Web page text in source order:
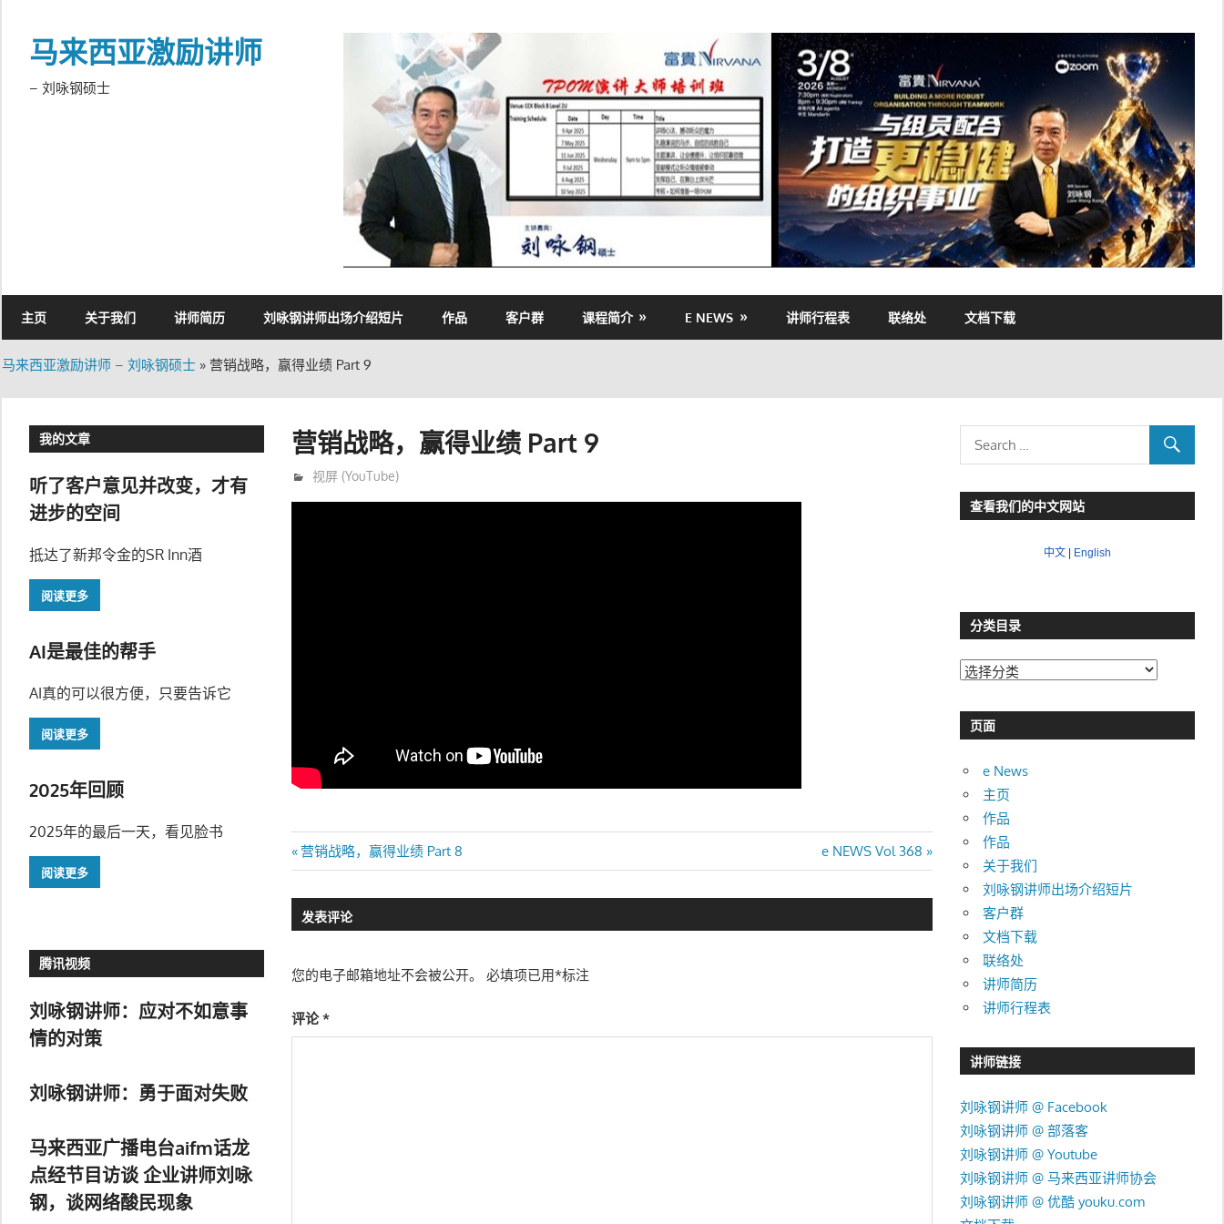
content马来西亚激励讲师
– 刘咏钢硕士
主页 关于我们 讲师简历 刘咏钢讲师出场介绍短片 作品 客户群 课程简介 E NEWS 讲师行程表 联络处 文档下载
马来西亚激励讲师 – 刘咏钢硕士 » 营销战略，赢得业绩 Part 9
营销战略，赢得业绩 Part 9
1月 22, 2020
trainer
视屏 (YouTube)
文
章
导
航
Previous
Post:
营销战略，赢得业绩 Part 8
Next
Post:
e NEWS Vol 368
发表评论
您的电子邮箱地址不会被公开。 必填项已用*标注
评论*
我的文章
听了客户意见并改变，才有
进步的空间
抵达了新邦令金的SR Inn酒
阅读更多
AI是最佳的帮手
AI真的可以很方便，只要告诉它
阅读更多
2025年回顾
2025年的最后一天，看见脸书
阅读更多
腾讯视频
刘咏钢讲师：应对不如意事
情的对策
刘咏钢讲师：勇于面对失败
马来西亚广播电台aifm话龙
点经节目访谈 企业讲师刘咏
钢，谈网络酸民现象
查看我们的中文网站
中文| English
分类目录
分
目
录
页面
e News
主页
作品
作品
关于我们
刘咏钢讲师出场介绍短片
客户群
文档下载
联络处
讲师简历
讲师行程表
讲师链接
刘咏钢讲师 @ Facebook
刘咏钢讲师 @ 部落客
刘咏钢讲师 @ Youtube
刘咏钢讲师 @ 马来西亚讲师协会
刘咏钢讲师 @ 优酷 youku.com